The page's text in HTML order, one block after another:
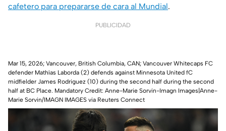
cafetero para prepararse de cara al Mundial.
PUBLICIDAD
Mar 15, 2026; Vancouver, British Columbia, CAN; Vancouver Whitecaps FC
defender Mathías Laborda (2) defends against Minnesota United fC
midfielder James Rodriguez (10) during the second half during the second
half at BC Place. Mandatory Credit: Anne-Marie Sorvin-Imagn Images|Anne-
Marie Sorvin/IMAGN IMAGES via Reuters Connect